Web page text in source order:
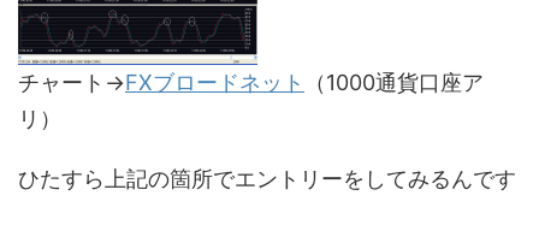
チャート→FXブロードネット
（1000通貨口座ア
リ）
ひたすら上記の箇所でエントリーをしてみるんです